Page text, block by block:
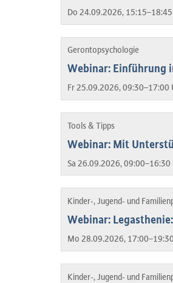
Do 24.09.2026,
Gerontopsychologie
Webinar: Einführung
Fr 25.09.2026, 09:30–17:00
Tools & Tipps
Webinar: Mit
Sa 26.09.2026,
Kinder-, Jugend- und
Webinar:
Mo 28.09.2026,
Kinder-, Jugend- und